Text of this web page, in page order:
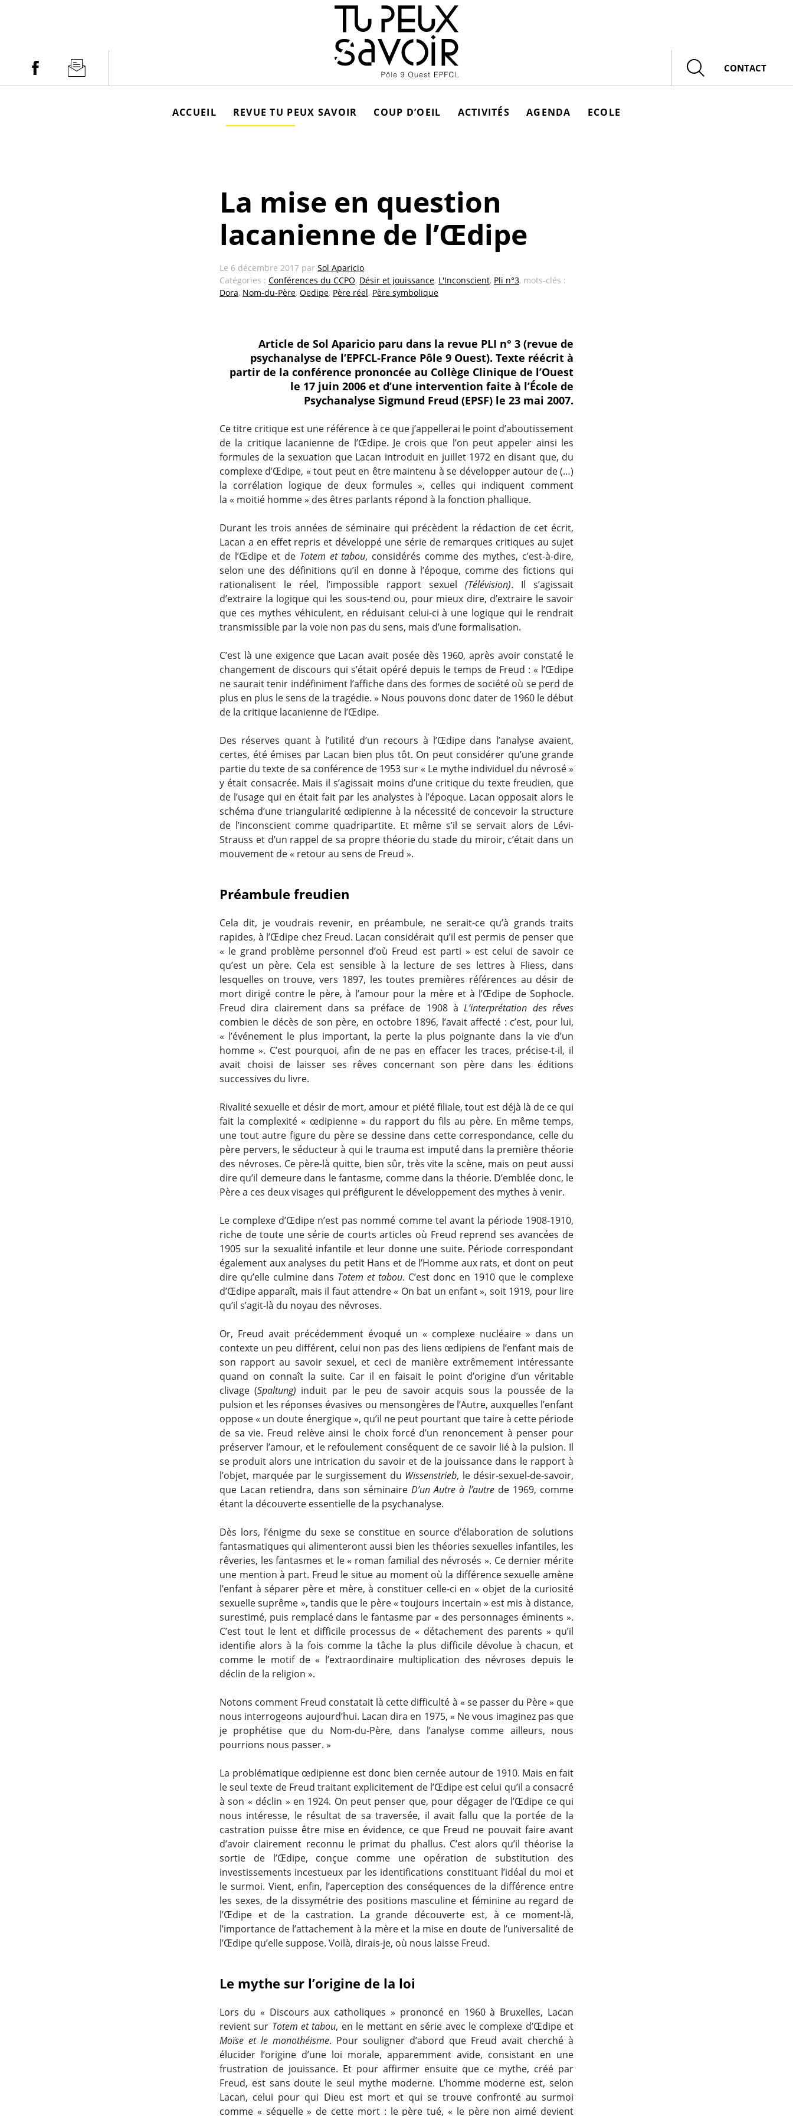
Facebook Newsletter
Rechercher
CONTACT
ACCUEIL REVUE TU PEUX SAVOIR COUP D’OEIL ACTIVITÉS AGENDA ECOLE
La mise en question
lacanienne de l’Œdipe
Le 6 décembre 2017 par Sol Aparicio
Catégories : Conférences du CCPO, Désir et jouissance, L'Inconscient, Pli n°3, mots-clés :
Dora, Nom-du-Père, Oedipe, Père réel, Père symbolique
Article de Sol Aparicio paru dans la revue PLI n° 3 (revue de
psychanalyse de l’EPFCL-France Pôle 9 Ouest). Texte réécrit à
partir de la conférence prononcée au Collège Clinique de l’Ouest
le 17 juin 2006 et d’une intervention faite à l’École de
Psychanalyse Sigmund Freud (EPSF) le 23 mai 2007.
Ce titre critique est une référence à ce que j’appellerai le point d’aboutissement
de la critique lacanienne de l’Œdipe. Je crois que l’on peut appeler ainsi les
formules de la sexuation que Lacan introduit en juillet 1972 en disant que, du
complexe d’Œdipe, « tout peut en être maintenu à se développer autour de (…)
la corrélation logique de deux formules », celles qui indiquent comment
la « moitié homme » des êtres parlants répond à la fonction phallique.
Durant les trois années de séminaire qui précèdent la rédaction de cet écrit,
Lacan a en effet repris et développé une série de remarques critiques au sujet
de l’Œdipe et de Totem et tabou, considérés comme des mythes, c’est-à-dire,
selon une des définitions qu’il en donne à l’époque, comme des fictions qui
rationalisent le réel, l’impossible rapport sexuel (Télévision). Il s’agissait
d’extraire la logique qui les sous-tend ou, pour mieux dire, d’extraire le savoir
que ces mythes véhiculent, en réduisant celui-ci à une logique qui le rendrait
transmissible par la voie non pas du sens, mais d’une formalisation.
C’est là une exigence que Lacan avait posée dès 1960, après avoir constaté le
changement de discours qui s’était opéré depuis le temps de Freud : « l’Œdipe
ne saurait tenir indéfiniment l’affiche dans des formes de société où se perd de
plus en plus le sens de la tragédie. » Nous pouvons donc dater de 1960 le début
de la critique lacanienne de l’Œdipe.
Des réserves quant à l’utilité d’un recours à l’Œdipe dans l’analyse avaient,
certes, été émises par Lacan bien plus tôt. On peut considérer qu’une grande
partie du texte de sa conférence de 1953 sur « Le mythe individuel du névrosé »
y était consacrée. Mais il s’agissait moins d’une critique du texte freudien, que
de l’usage qui en était fait par les analystes à l’époque. Lacan opposait alors le
schéma d’une triangularité œdipienne à la nécessité de concevoir la structure
de l’inconscient comme quadripartite. Et même s’il se servait alors de Lévi-
Strauss et d’un rappel de sa propre théorie du stade du miroir, c’était dans un
mouvement de « retour au sens de Freud ».
Préambule freudien
Cela dit, je voudrais revenir, en préambule, ne serait-ce qu’à grands traits
rapides, à l’Œdipe chez Freud. Lacan considérait qu’il est permis de penser que
« le grand problème personnel d’où Freud est parti » est celui de savoir ce
qu’est un père. Cela est sensible à la lecture de ses lettres à Fliess, dans
lesquelles on trouve, vers 1897, les toutes premières références au désir de
mort dirigé contre le père, à l’amour pour la mère et à l’Œdipe de Sophocle.
Freud dira clairement dans sa préface de 1908 àL’interprétation des rêves
combien le décès de son père, en octobre 1896, l’avait affecté : c’est, pour lui,
« l’événement le plus important, la perte la plus poignante dans la vie d’un
homme ». C’est pourquoi, afin de ne pas en effacer les traces, précise-t-il, il
avait choisi de laisser ses rêves concernant son père dans les éditions
successives du livre.
Rivalité sexuelle et désir de mort, amour et piété filiale, tout est déjà là de ce qui
fait la complexité « œdipienne » du rapport du fils au père. En même temps,
une tout autre figure du père se dessine dans cette correspondance, celle du
père pervers, le séducteur à qui le trauma est imputé dans la première théorie
des névroses. Ce père-là quitte, bien sûr, très vite la scène, mais on peut aussi
dire qu’il demeure dans le fantasme, comme dans la théorie. D’emblée donc, le
Père a ces deux visages qui préfigurent le développement des mythes à venir.
Le complexe d’Œdipe n’est pas nommé comme tel avant la période 1908-1910,
riche de toute une série de courts articles où Freud reprend ses avancées de
1905 sur la sexualité infantile et leur donne une suite. Période correspondant
également aux analyses du petit Hans et de l’Homme aux rats, et dont on peut
dire qu’elle culmine dans Totem et tabou. C’est donc en 1910 que le complexe
d’Œdipe apparaît, mais il faut attendre « On bat un enfant », soit 1919, pour lire
qu’il s’agit-là du noyau des névroses.
Or, Freud avait précédemment évoqué un « complexe nucléaire » dans un
contexte un peu différent, celui non pas des liens œdipiens de l’enfant mais de
son rapport au savoir sexuel, et ceci de manière extrêmement intéressante
quand on connaît la suite. Car il en faisait le point d’origine d’un véritable
clivage (Spaltung) induit par le peu de savoir acquis sous la poussée de la
pulsion et les réponses évasives ou mensongères de l’Autre, auxquelles l’enfant
oppose « un doute énergique », qu’il ne peut pourtant que taire à cette période
de sa vie. Freud relève ainsi le choix forcé d’un renoncement à penser pour
préserver l’amour, et le refoulement conséquent de ce savoir lié à la pulsion. Il
se produit alors une intrication du savoir et de la jouissance dans le rapport à
l’objet, marquée par le surgissement du Wissenstrieb, le désir-sexuel-de-savoir,
que Lacan retiendra, dans son séminaire D’un Autre à l’autrede 1969, comme
étant la découverte essentielle de la psychanalyse.
Dès lors, l’énigme du sexe se constitue en source d’élaboration de solutions
fantasmatiques qui alimenteront aussi bien les théories sexuelles infantiles, les
rêveries, les fantasmes et le « roman familial des névrosés ». Ce dernier mérite
une mention à part. Freud le situe au moment où la différence sexuelle amène
l’enfant à séparer père et mère, à constituer celle-ci en « objet de la curiosité
sexuelle suprême », tandis que le père « toujours incertain » est mis à distance,
surestimé, puis remplacé dans le fantasme par « des personnages éminents ».
C’est tout le lent et difficile processus de « détachement des parents » qu’il
identifie alors à la fois comme la tâche la plus difficile dévolue à chacun, et
comme le motif de « l’extraordinaire multiplication des névroses depuis le
déclin de la religion ».
Notons comment Freud constatait là cette difficulté à « se passer du Père » que
nous interrogeons aujourd’hui. Lacan dira en 1975, « Ne vous imaginez pas que
je prophétise que du Nom-du-Père, dans l’analyse comme ailleurs, nous
pourrions nous passer. »
La problématique œdipienne est donc bien cernée autour de 1910. Mais en fait
le seul texte de Freud traitant explicitement de l’Œdipe est celui qu’il a consacré
à son « déclin » en 1924. On peut penser que, pour dégager de l’Œdipe ce qui
nous intéresse, le résultat de sa traversée, il avait fallu que la portée de la
castration puisse être mise en évidence, ce que Freud ne pouvait faire avant
d’avoir clairement reconnu le primat du phallus. C’est alors qu’il théorise la
sortie de l’Œdipe, conçue comme une opération de substitution des
investissements incestueux par les identifications constituant l’idéal du moi et
le surmoi. Vient, enfin, l’aperception des conséquences de la différence entre
les sexes, de la dissymétrie des positions masculine et féminine au regard de
l’Œdipe et de la castration. La grande découverte est, à ce moment-là,
l’importance de l’attachement à la mère et la mise en doute de l’universalité de
l’Œdipe qu’elle suppose. Voilà, dirais-je, où nous laisse Freud.
Le mythe sur l’origine de la loi
Lors du « Discours aux catholiques » prononcé en 1960 à Bruxelles, Lacan
revient sur Totem et tabou, en le mettant en série avec le complexe d’Œdipe et
Moïse et le monothéisme. Pour souligner d’abord que Freud avait cherché à
élucider l’origine d’une loi morale, apparemment avide, consistant en une
frustration de jouissance. Et pour affirmer ensuite que ce mythe, créé par
Freud, est sans doute le seul mythe moderne. L’homme moderne est, selon
Lacan, celui pour qui Dieu est mort et qui se trouve confronté au surmoi
comme « séquelle » de cette mort : le père tué, « le père non aimé devient